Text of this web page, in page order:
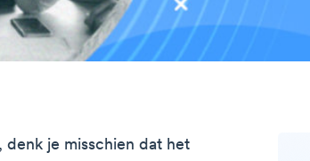
je misschien dat het